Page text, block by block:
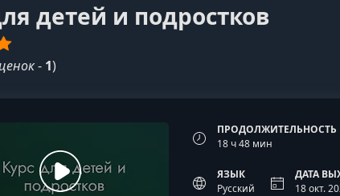
детей и подростков
- 1)
ПРОДОЛЖИТЕЛЬНОСТЬ
18 ч 48 мин
ЯЗЫК
Русский
ДАТА
18 окт.